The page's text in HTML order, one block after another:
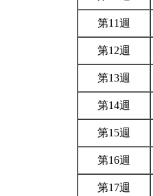
第11週
第12週
第13週
第14週
第15週
第16週
第17週